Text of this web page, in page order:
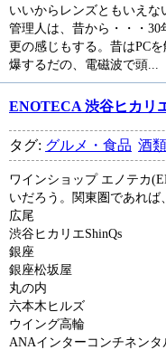
いいからレンズともいえな
管理人は、昔から・・・30
更の感じもする。昔はPC
爆するだの、電磁波で頭...
ENOTECA 渋谷ヒカリ
タグ: グルメ・食品 酒
ワインショップ エノテカ
いだろう。関東圏であれば、
広尾
渋谷ヒカリエShinQs
銀座
銀座松坂屋
丸の内
六本木ヒルズ
ウイング高輪
ANAインターコンチネン